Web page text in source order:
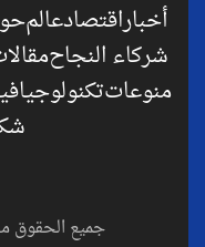
أخباراقتصادعالم
شركاء النجاح
منوعاتتكنولوجيا
جميع الحقوق